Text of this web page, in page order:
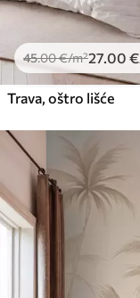
45.00€/m²27.00 €
Trava, oštro lišće